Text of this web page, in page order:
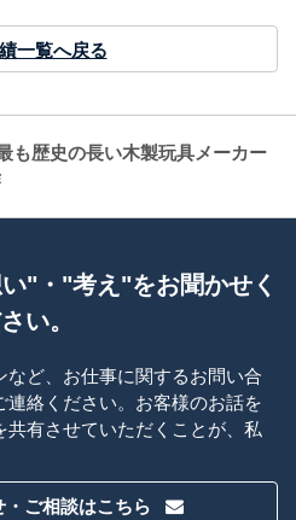
一覧へ戻る
も歴史の長い木製玩具メーカー
"・"考え"をお聞かせく
い。
ど、お仕事に関するお問い合
絡ください。お客様のお話を
共有させていただくことが、私
ご相談はこちら